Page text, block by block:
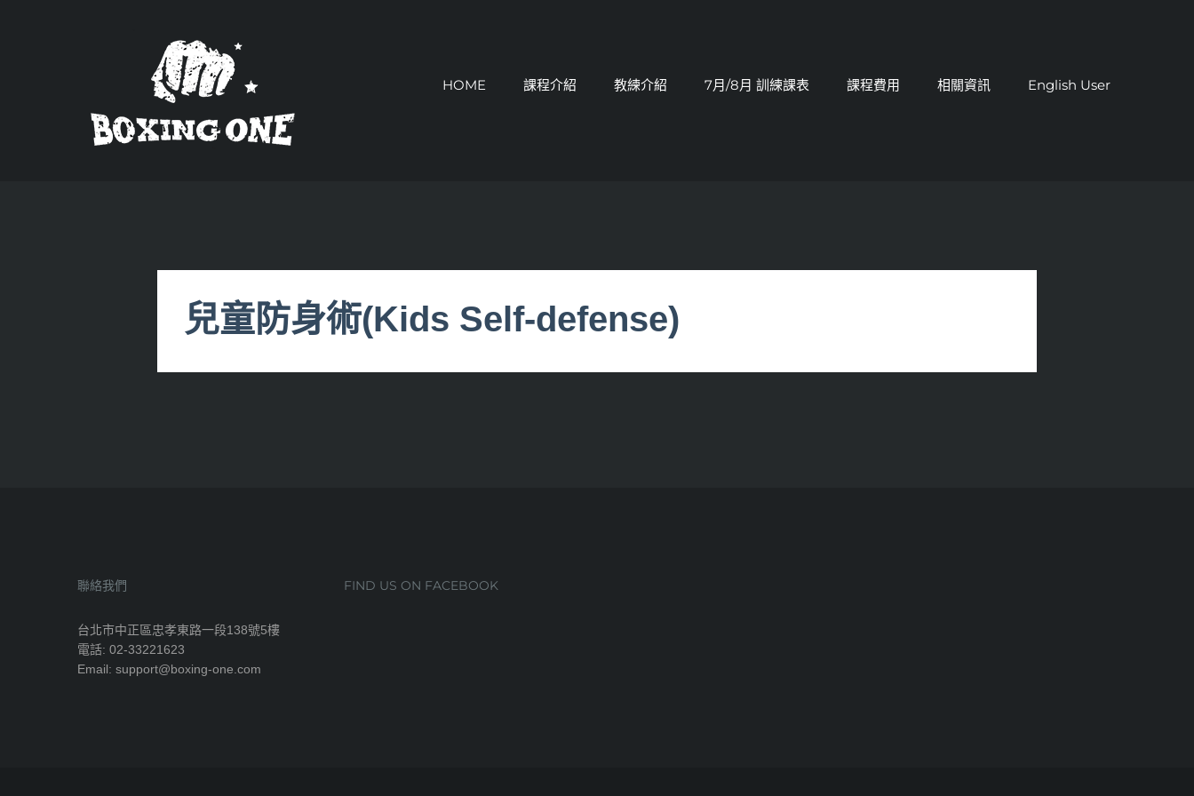
HOME 課程介紹 教練介紹 7月/8月 訓練課表 課程費用 相關資訊 English User
兒童防身術(Kids Self-defense)
聯絡我們
台北市中正區忠孝東路一段138號5樓
電話: 02-33221623
Email: support@boxing-one.com
FIND US ON FACEBOOK